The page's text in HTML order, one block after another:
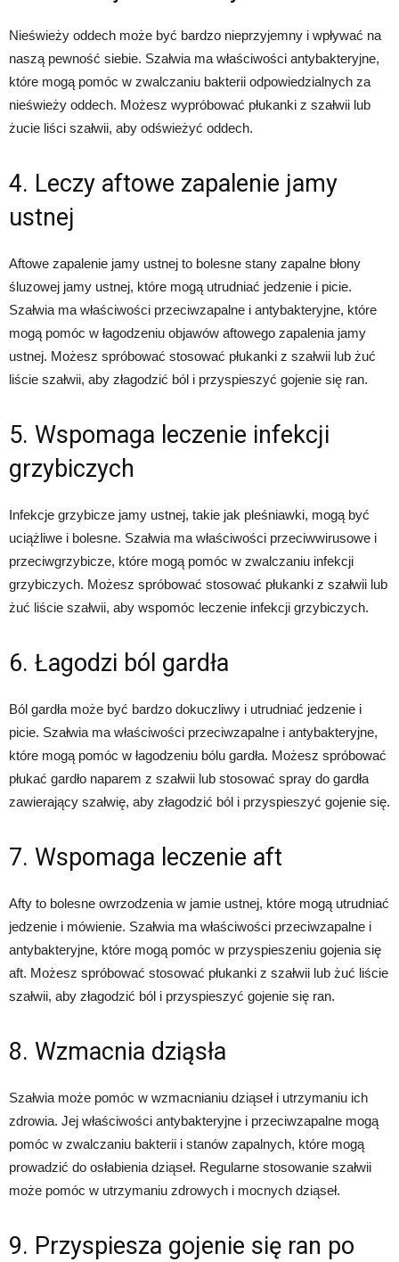
Nieświeży oddech może być bardzo nieprzyjemny i wpływać na
naszą pewność siebie. Szałwia ma właściwości antybakteryjne,
które mogą pomóc w zwalczaniu bakterii odpowiedzialnych za
nieświeży oddech. Możesz wypróbować płukanki z szałwii lub
żucie liści szałwii, aby odświeżyć oddech.
4. Leczy aftowe zapalenie jamy
ustnej
Aftowe zapalenie jamy ustnej to bolesne stany zapalne błony
śluzowej jamy ustnej, które mogą utrudniać jedzenie i picie.
Szałwia ma właściwości przeciwzapalne i antybakteryjne, które
mogą pomóc w łagodzeniu objawów aftowego zapalenia jamy
ustnej. Możesz spróbować stosować płukanki z szałwii lub żuć
liście szałwii, aby złagodzić ból i przyspieszyć gojenie się ran.
5. Wspomaga leczenie infekcji
grzybiczych
Infekcje grzybicze jamy ustnej, takie jak pleśniawki, mogą być
uciążliwe i bolesne. Szałwia ma właściwości przeciwwirusowe i
przeciwgrzybicze, które mogą pomóc w zwalczaniu infekcji
grzybiczych. Możesz spróbować stosować płukanki z szałwii lub
żuć liście szałwii, aby wspomóc leczenie infekcji grzybiczych.
6. Łagodzi ból gardła
Ból gardła może być bardzo dokuczliwy i utrudniać jedzenie i
picie. Szałwia ma właściwości przeciwzapalne i antybakteryjne,
które mogą pomóc w łagodzeniu bólu gardła. Możesz spróbować
płukać gardło naparem z szałwii lub stosować spray do gardła
zawierający szałwię, aby złagodzić ból i przyspieszyć gojenie się.
7. Wspomaga leczenie aft
Afty to bolesne owrzodzenia w jamie ustnej, które mogą utrudniać
jedzenie i mówienie. Szałwia ma właściwości przeciwzapalne i
antybakteryjne, które mogą pomóc w przyspieszeniu gojenia się
aft. Możesz spróbować stosować płukanki z szałwii lub żuć liście
szałwii, aby złagodzić ból i przyspieszyć gojenie się ran.
8. Wzmacnia dziąsła
Szałwia może pomóc w wzmacnianiu dziąseł i utrzymaniu ich
zdrowia. Jej właściwości antybakteryjne i przeciwzapalne mogą
pomóc w zwalczaniu bakterii i stanów zapalnych, które mogą
prowadzić do osłabienia dziąseł. Regularne stosowanie szałwii
może pomóc w utrzymaniu zdrowych i mocnych dziąseł.
9. Przyspiesza gojenie się ran po